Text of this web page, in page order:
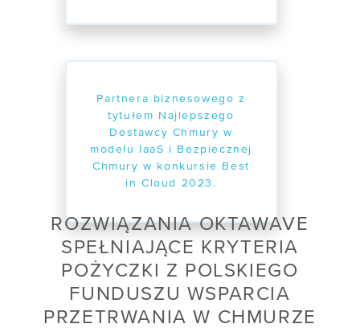
Partnera biznesowego z
tytułem Najlepszego
Dostawcy Chmury w
modelu IaaS i Bezpiecznej
Chmury w konkursie Best
in Cloud 2023.
ROZWIĄZANIA OKTAWAVE
SPEŁNIAJĄCE KRYTERIA
POŻYCZKI Z POLSKIEGO
FUNDUSZU WSPARCIA
PRZETRWANIA W CHMURZE